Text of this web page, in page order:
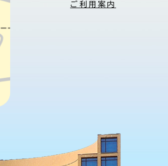
ご利用案内